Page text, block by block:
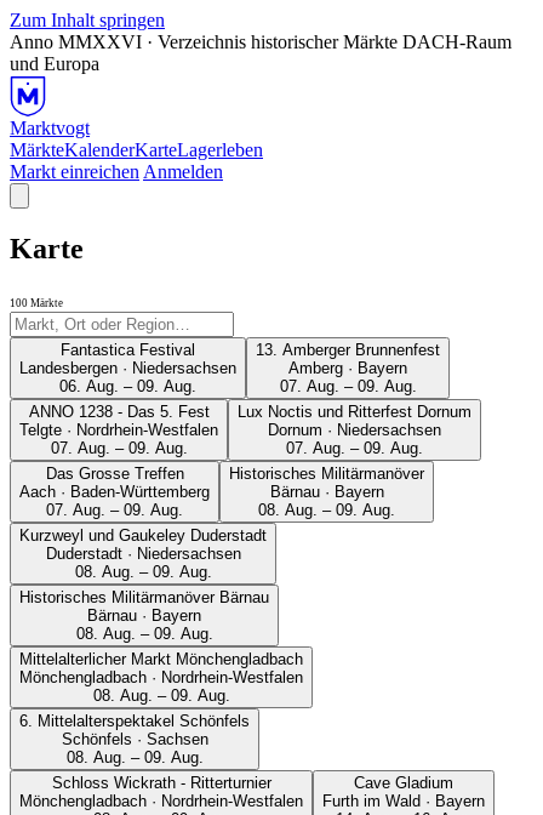
Zum Inhalt springen
Anno MMXXVI · Verzeichnis historischer Märkte DACH-Raum
und Europa
Marktvogt
MärkteKalenderKarteLagerleben
Markt einreichen Anmelden
Karte
100 Märkte
Fantastica Festival
Landesbergen · Niedersachsen
06. Aug. – 09. Aug.
13. Amberger Brunnenfest
Amberg · Bayern
07. Aug. – 09. Aug.
ANNO 1238 - Das 5. Fest
Telgte · Nordrhein-Westfalen
07. Aug. – 09. Aug.
Lux Noctis und Ritterfest Dornum
Dornum · Niedersachsen
07. Aug. – 09. Aug.
Das Grosse Treffen
Aach · Baden-Württemberg
07. Aug. – 09. Aug.
Historisches Militärmanöver
Bärnau · Bayern
08. Aug. – 09. Aug.
Kurzweyl und Gaukeley Duderstadt
Duderstadt · Niedersachsen
08. Aug. – 09. Aug.
Historisches Militärmanöver Bärnau
Bärnau · Bayern
08. Aug. – 09. Aug.
Mittelalterlicher Markt Mönchengladbach
Mönchengladbach · Nordrhein-Westfalen
08. Aug. – 09. Aug.
6. Mittelalterspektakel Schönfels
Schönfels · Sachsen
08. Aug. – 09. Aug.
Schloss Wickrath - Ritterturnier
Mönchengladbach · Nordrhein-Westfalen
Cave Gladium
Furth im Wald · Bayern